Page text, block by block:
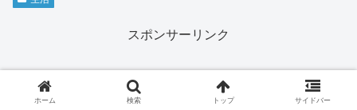
スポンサーリンク
ホーム 検索 トップ サイドバー